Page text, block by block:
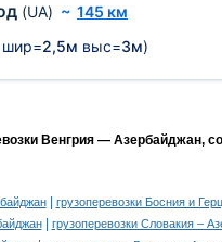
(UA) ~ 145 км
шир=2,5м выс=3м)
Венгрия — Азербайджан,
|
грузоперевозки Босния и
|
грузоперевозки Словакия –